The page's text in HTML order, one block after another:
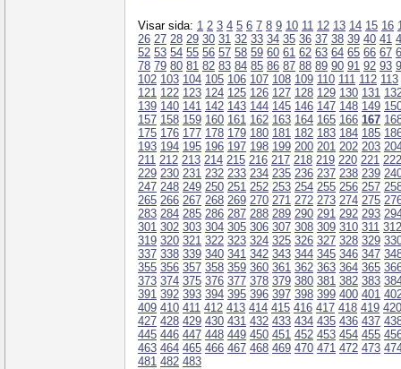
Visar sida: 1 2 3 4 5 6 7 8 9 10 11 12 13 14 15 16
26 27 28 29 30 31 32 33 34 35 36 37 38 39 40 41
52 53 54 55 56 57 58 59 60 61 62 63 64 65 66 67
78 79 80 81 82 83 84 85 86 87 88 89 90 91 92 93
102 103 104 105 106 107 108 109 110 111 112 113
121 122 123 124 125 126 127 128 129 130 131
139 140 141 142 143 144 145 146 147 148 149
157 158 159 160 161 162 163 164 165 166 167
175 176 177 178 179 180 181 182 183 184 185
193 194 195 196 197 198 199 200 201 202 203
211 212 213 214 215 216 217 218 219 220 221 222
229 230 231 232 233 234 235 236 237 238 239
247 248 249 250 251 252 253 254 255 256 257
265 266 267 268 269 270 271 272 273 274 275
283 284 285 286 287 288 289 290 291 292 293
301 302 303 304 305 306 307 308 309 310 311 312
319 320 321 322 323 324 325 326 327 328 329
337 338 339 340 341 342 343 344 345 346 347
355 356 357 358 359 360 361 362 363 364 365
373 374 375 376 377 378 379 380 381 382 383
391 392 393 394 395 396 397 398 399 400 401
409 410 411 412 413 414 415 416 417 418 419 420
427 428 429 430 431 432 433 434 435 436 437
445 446 447 448 449 450 451 452 453 454 455
463 464 465 466 467 468 469 470 471 472 473
481 482 483